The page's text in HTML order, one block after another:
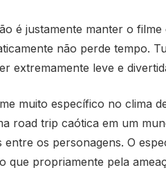
é justamente manter o
não perde tempo.
extremamente leve e
muito específico no clima
road trip caótica em um
entre os personagens. O
que propriamente pela